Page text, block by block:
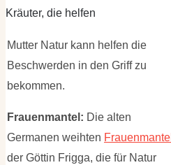
Kräuter, die helfen
Mutter Natur kann helfen die
Beschwerden in den Griff zu
bekommen.
Frauenmantel: Die alten
Germanen weihten Frauenmantel
der Göttin Frigga, die für Natur